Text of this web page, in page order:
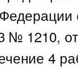
№ 1210,
4